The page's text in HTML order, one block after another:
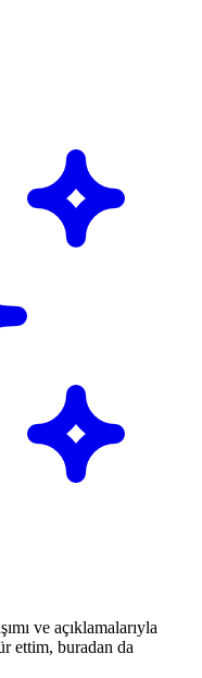
ve açıklamalarıyla
ettim, buradan da